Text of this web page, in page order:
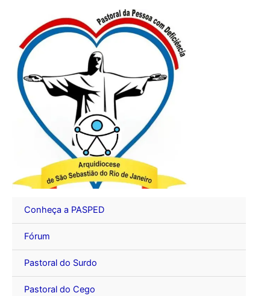
conteúdo
Conheça a PASPED
Fórum
Pastoral do Surdo
Pastoral do Cego